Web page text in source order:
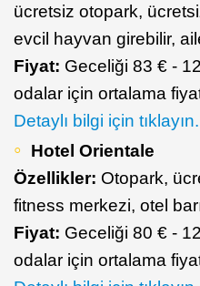
ücretsiz otopark,
evcil hayvan girebilir,
Fiyat: Geceliği 83 € -
odalar için ortalama
Detaylı bilgi için tıklayın.
Hotel Orientale
Özellikler: Otopark,
fitness merkezi, otel
Fiyat: Geceliği 80 € -
odalar için ortalama